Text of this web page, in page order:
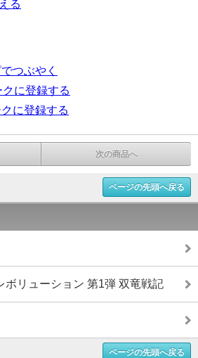
る
つぶやく
に登録する
に登録する
次の商品へ
ページの先頭へ戻る
ボリューション 第1弾 双竜戦記
ページの先頭へ戻る